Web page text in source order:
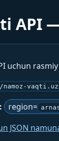
API
uchun
region=
JSON